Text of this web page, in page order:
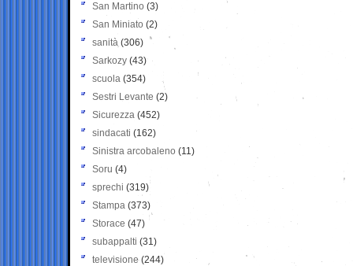
San Martino (3)
San Miniato (2)
sanità (306)
Sarkozy (43)
scuola (354)
Sestri Levante (2)
Sicurezza (452)
sindacati (162)
Sinistra arcobaleno (11)
Soru (4)
sprechi (319)
Stampa (373)
Storace (47)
subappalti (31)
televisione(244)